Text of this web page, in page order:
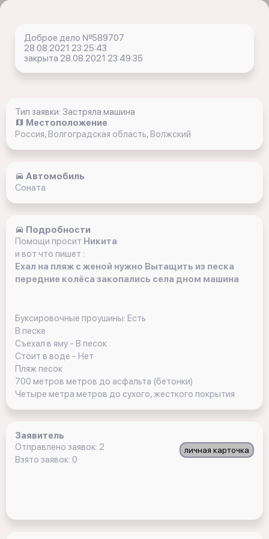
Доброе дело №589707
28.08.2021 23:25:43
закрыта 28.08.2021 23:49:35
Тип заявки: Застряла машина
Местоположение
Россия, Волгоградская область, Волжский
Автомобиль
Соната
Подробности
Помощи просит Никита
и вот что пишет :
Ехал на пляж с женой нужно Вытащить из песка
передние колёса закопались села дном машина
Буксировочные проушины: Есть
В песке
Съехал в яму - В песок
Стоит в воде - Нет
Пляж песок
700 метров метров до асфальта (бетонки)
Четыре метра метров до сухого, жесткого покрытия
Заявитель
личная карточка
Отправлено заявок: 2
Взято заявок: 0